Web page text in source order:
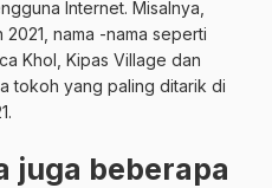
Internet. Misalnya,
nama -nama seperti
Khol, Kipas Village dan
tokoh yang paling ditarik di
juga beberapa